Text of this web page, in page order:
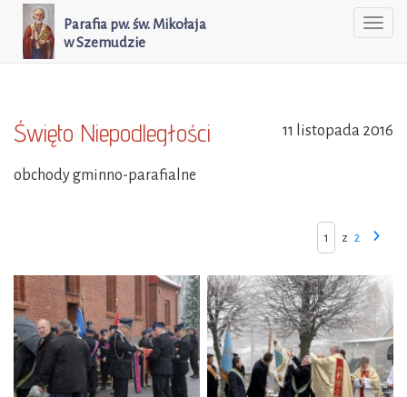
Parafia pw. św. Mikołaja
w Szemudzie
11 listopada 2016
Święto Niepodległości
obchody gminno-parafialne
z 2